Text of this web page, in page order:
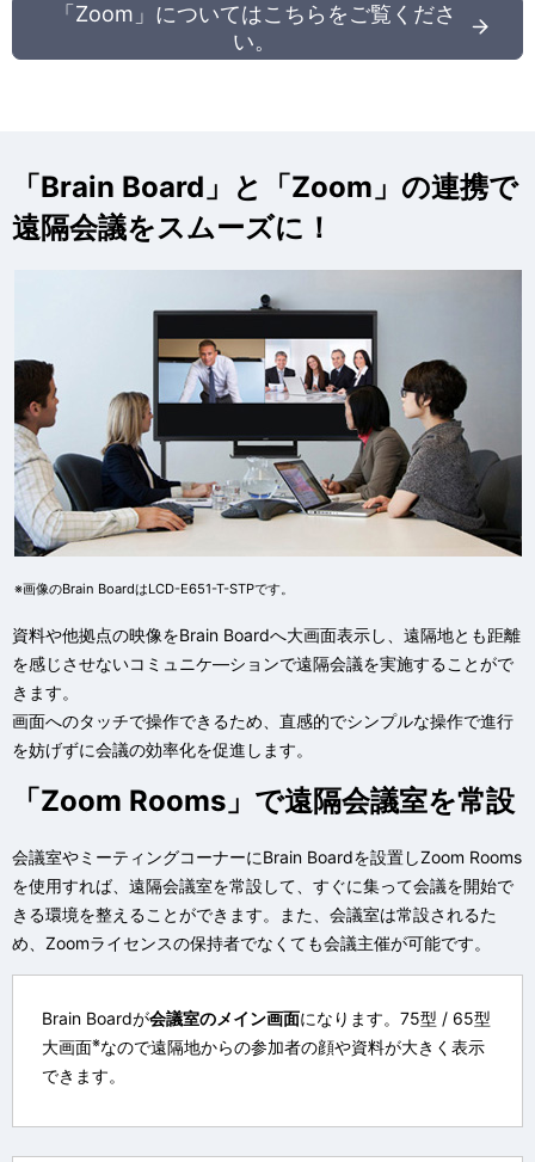
「Zoom」についてはこちらをご覧くださ
い。
「Brain Board」と「Zoom」の連携で
遠隔会議をスムーズに！
※画像のBrain BoardはLCD-E651-T-STPです。
資料や他拠点の映像をBrain Boardへ大画面表示し、遠隔地とも距離
を感じさせないコミュニケ―ションで遠隔会議を実施することがで
きます。
画面へのタッチで操作できるため、直感的でシンプルな操作で進行
を妨げずに会議の効率化を促進します。
「Zoom Rooms」で遠隔会議室を常設
会議室やミーティングコーナーにBrain Boardを設置しZoom Rooms
を使用すれば、遠隔会議室を常設して、すぐに集って会議を開始で
きる環境を整えることができます。また、会議室は常設されるた
め、Zoomライセンスの保持者でなくても会議主催が可能です。
Brain Boardが会議室のメイン画面になります。75型 / 65型
大画面※なので遠隔地からの参加者の顔や資料が大きく表示
できます。